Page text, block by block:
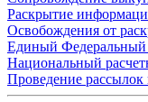
Раскрытие
Освобождения от
Единый Федеральный
Национальный
Проведение рассылок